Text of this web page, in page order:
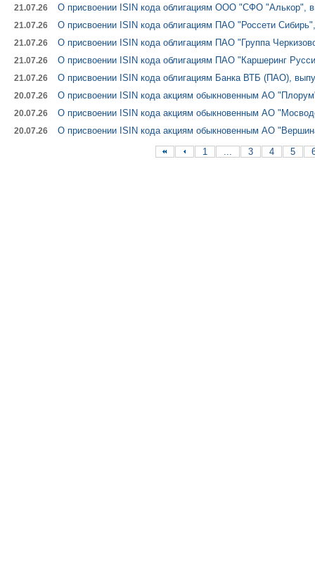
21.07.26 О присвоении ISIN кода облигациям ООО "СФО "Алькор",
21.07.26 О присвоении ISIN кода облигациям ПАО "Россети
21.07.26 О присвоении ISIN кода облигациям ПАО "Группа
21.07.26 О присвоении ISIN кода облигациям ПАО "Каршеринг
21.07.26 О присвоении ISIN кода облигациям Банка ВТБ (ПАО),
20.07.26 О присвоении ISIN кода акциям обыкновенным АО
20.07.26 О присвоении ISIN кода акциям обыкновенным АО
20.07.26
О присвоении ISIN кода акциям обыкновенным АО
1
... 3 4 5